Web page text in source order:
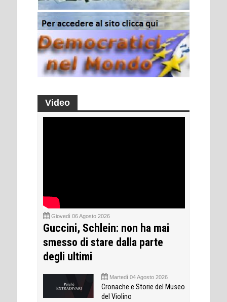
Video
Giovedì 06 Agosto 2026
Guccini, Schlein: non ha mai
smesso di stare dalla parte
degli ultimi
Martedì 04 Agosto 2026
Cronache e Storie del Museo
del Violino